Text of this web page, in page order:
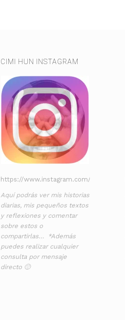
CIMI HUN INSTAGRAM
https://www.instagram.com/cimihunrc/
Aquí podrás ver mis historias
diarias, mis pequeños textos
y reflexiones y comentar
sobre estos o
compartirlas… *Además
puedes realizar cualquier
consulta por mensaje
directo 🙂